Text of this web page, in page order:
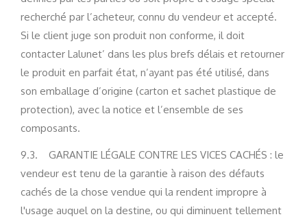
recherché par l’acheteur, connu du vendeur et accepté.
Si le client juge son produit non conforme, il doit
contacter Lalunet’ dans les plus brefs délais et retourner
le produit en parfait état, n’ayant pas été utilisé, dans
son emballage d’origine (carton et sachet plastique de
protection), avec la notice et l’ensemble de ses
composants.
9.3. GARANTIE LÉGALE CONTRE LES VICES CACHÉS : le
vendeur est tenu de la garantie à raison des défauts
cachés de la chose vendue qui la rendent impropre à
l'usage auquel on la destine, ou qui diminuent tellement